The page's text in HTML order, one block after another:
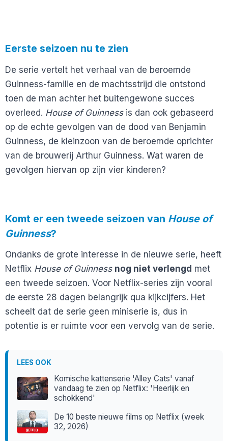
Eerste seizoen nu te zien
De serie vertelt het verhaal van de beroemde
Guinness-familie en de machtsstrijd die ontstond
toen de man achter het buitengewone succes
overleed. House of Guinnessis dan ook gebaseerd
op de echte gevolgen van de dood van Benjamin
Guinness, de kleinzoon van de beroemde oprichter
van de brouwerij Arthur Guinness. Wat waren de
gevolgen hiervan op zijn vier kinderen?
Komt er een tweede seizoen van House of
Guinness?
Ondanks de grote interesse in de nieuwe serie, heeft
Netflix House of Guinness nog niet verlengd met
een tweede seizoen. Voor Netflix-series zijn vooral
de eerste 28 dagen belangrijk qua kijkcijfers. Het
scheelt dat de serie geen miniserie is, dus in
potentie is er ruimte voor een vervolg van de serie.
LEES OOK
Komische kattenserie 'Alley Cats' vanaf
vandaag te zien op Netflix: 'Heerlijk en
schokkend'
De 10 beste nieuwe films op Netflix (week
32, 2026)